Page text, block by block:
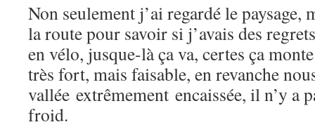
Non seulement j’ai regardé le paysage,
la route pour savoir si j’avais des
en vélo, jusque-là ça va, certes ça
très fort, mais faisable, en revanche
vallée extrêmement encaissée, il n’y a
froid.